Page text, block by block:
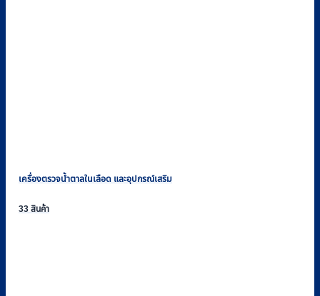
เครื่องตรวจน้ำตาลในเลือด และอุปกรณ์เสริม
33 สินค้า